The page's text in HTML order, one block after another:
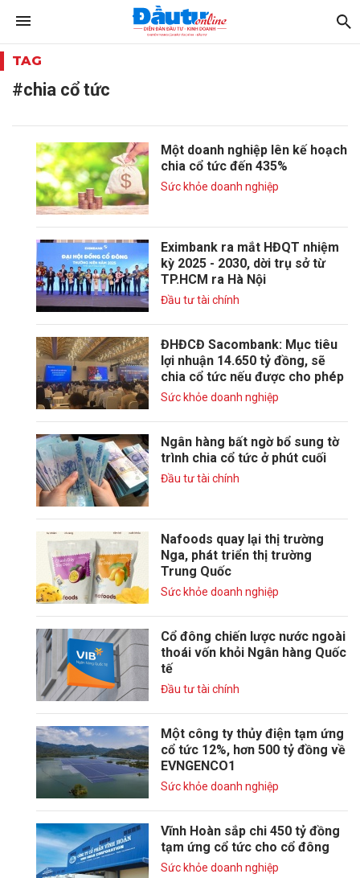
TAG
#chia cổ tức
Một doanh nghiệp lên kế hoạch
chia cổ tức đến 435%
Sức khỏe doanh nghiệp
Eximbank ra mắt HĐQT nhiệm
kỳ 2025 - 2030, dời trụ sở từ
TP.HCM ra Hà Nội
Đầu tư tài chính
ĐHĐCĐ Sacombank: Mục tiêu
lợi nhuận 14.650 tỷ đồng, sẽ
chia cổ tức nếu được cho phép
Sức khỏe doanh nghiệp
Ngân hàng bất ngờ bổ sung tờ
trình chia cổ tức ở phút cuối
Đầu tư tài chính
Nafoods quay lại thị trường
Nga, phát triển thị trường
Trung Quốc
Sức khỏe doanh nghiệp
Cổ đông chiến lược nước ngoài
thoái vốn khỏi Ngân hàng Quốc
tế
Đầu tư tài chính
Một công ty thủy điện tạm ứng
cổ tức 12%, hơn 500 tỷ đồng về
EVNGENCO1
Sức khỏe doanh nghiệp
Vĩnh Hoàn sắp chi 450 tỷ đồng
tạm ứng cổ tức cho cổ đông
Sức khỏe doanh nghiệp